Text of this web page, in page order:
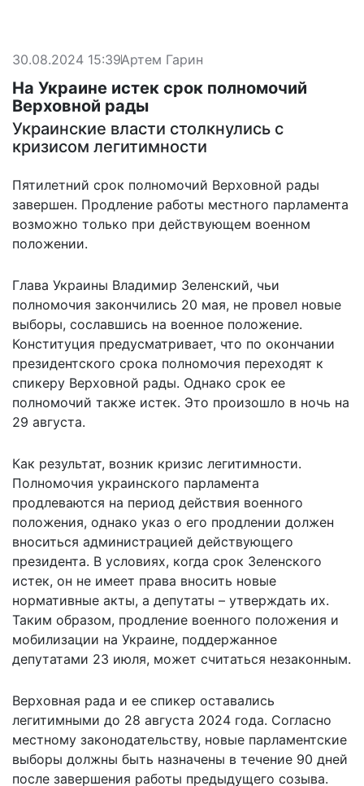
30.08.2024 15:39Артем Гарин
На Украине истек срок полномочий
Верховной рады
Украинские власти столкнулись с
кризисом легитимности
Пятилетний срок полномочий Верховной рады
завершен. Продление работы местного парламента
возможно только при действующем военном
положении.
Глава Украины Владимир Зеленский, чьи
полномочия закончились 20 мая, не провел новые
выборы, сославшись на военное положение.
Конституция предусматривает, что по окончании
президентского срока полномочия переходят к
спикеру Верховной рады. Однако срок ее
полномочий также истек. Это произошло в ночь на
29 августа.
Как результат, возник кризис легитимности.
Полномочия украинского парламента
продлеваются на период действия военного
положения, однако указ о его продлении должен
вноситься администрацией действующего
президента. В условиях, когда срок Зеленского
истек, он не имеет права вносить новые
нормативные акты, а депутаты – утверждать их.
Таким образом, продление военного положения и
мобилизации на Украине, поддержанное
депутатами 23 июля, может считаться незаконным.
Верховная рада и ее спикер оставались
легитимными до 28 августа 2024 года. Согласно
местному законодательству, новые парламентские
выборы должны быть назначены в течение 90 дней
после завершения работы предыдущего созыва.